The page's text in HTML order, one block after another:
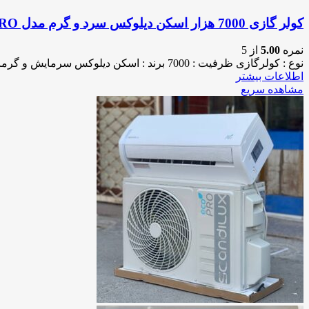
کولر گازی 7000 هزار اسکن دیلوکس سرد و گرم مدل SC07E-PRO
نمره 5.00 از 5
نوع : کولرگازی ظرفیت : 7000 برند : اسکن دیلوکس سرمایش و گرمایش : دارد گاز مبرد : R410A اصالت :
اطلاعات بیشتر
مشاهده سریع